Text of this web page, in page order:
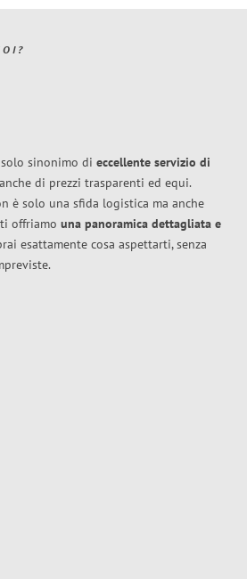
sinonimo di eccellente servizio di
di prezzi trasparenti ed equi.
è solo una sfida logistica ma anche
offriamo una panoramica dettagliata e
esattamente cosa aspettarti, senza